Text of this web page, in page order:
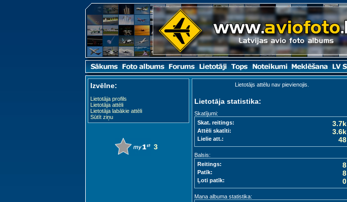
Izvēlne:
Lietotāja profils
Lietotāja attēli
Lietotāja labākie attēli
Sūtīt ziņu
3
Lietotājs attēlu nav pievienojis.
Lietotāja statistika:
Skatījumi:
Skat. reitings:
3.7k
Attēli skatīti: 3.6k
Lielie att.: 48
Balsis:
Reitings:
8
Patīk: 8
Ļoti patīk: 0
Mana albuma statistika: